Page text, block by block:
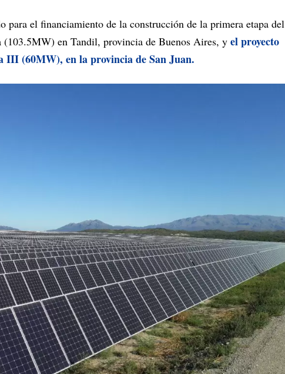
para el financiamiento de la construcción de la primera etapa del
en Tandil, provincia de Buenos Aires, y el proyecto
III (60MW), en la provincia de San Juan.